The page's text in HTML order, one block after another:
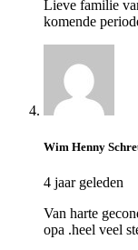
Lieve familie
komende
Wim Henny
4 jaar geleden
Van harte
opa .heel veel